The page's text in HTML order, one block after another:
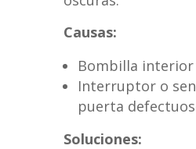
Causas:
Bombilla
Interruptor o
puerta
Soluciones: